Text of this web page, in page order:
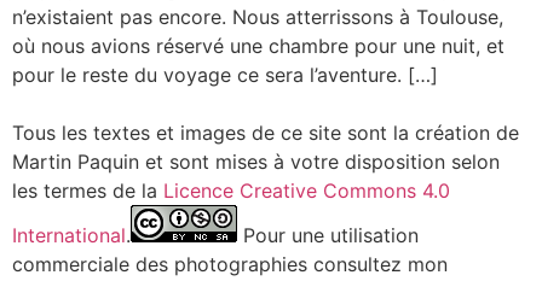
n’existaient pas encore. Nous atterrissons à Toulouse,
où nous avions réservé une chambre pour une nuit, et
pour le reste du voyage ce sera l’aventure. […]
Tous les textes et images de ce site sont la création de
Martin Paquin et sont mises à votre disposition selon
les termes de la Licence Creative Commons 4.0
International.
Pour une utilisation
commerciale des photographies consultez mon